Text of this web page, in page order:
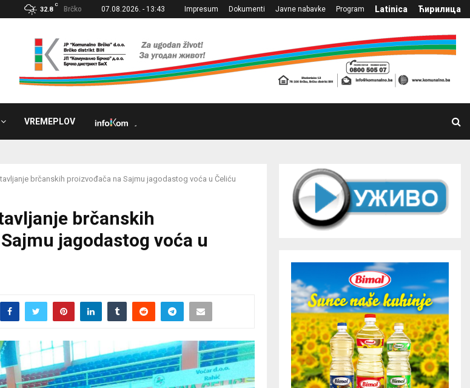
32.8
C
Brčko 07.08.2026. - 13:43 Impresum Dokumenti Javne nabavke Program Latinica Ћирилица
VREMEPLOV
brčanskih proizvođača na Sajmu jagodastog voća u Čeliću
brčanskih
jagodastog voća u